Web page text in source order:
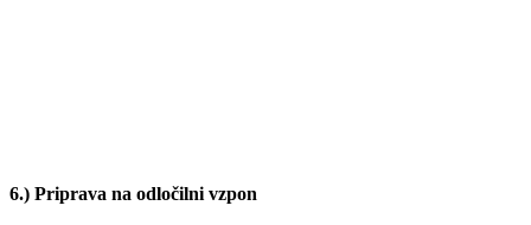
6.) Priprava na odločilni vzpon